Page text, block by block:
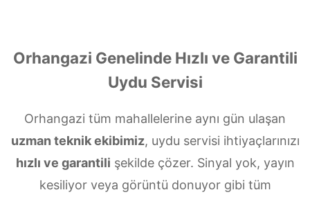
Orhangazi Genelinde Hızlı ve Garantili
Uydu Servisi
Orhangazi tüm mahallelerine aynı gün ulaşan
uzman teknik ekibimiz, uydu servisi ihtiyaçlarınızı
hızlı ve garantili şekilde çözer. Sinyal yok, yayın
kesiliyor veya görüntü donuyor gibi tüm